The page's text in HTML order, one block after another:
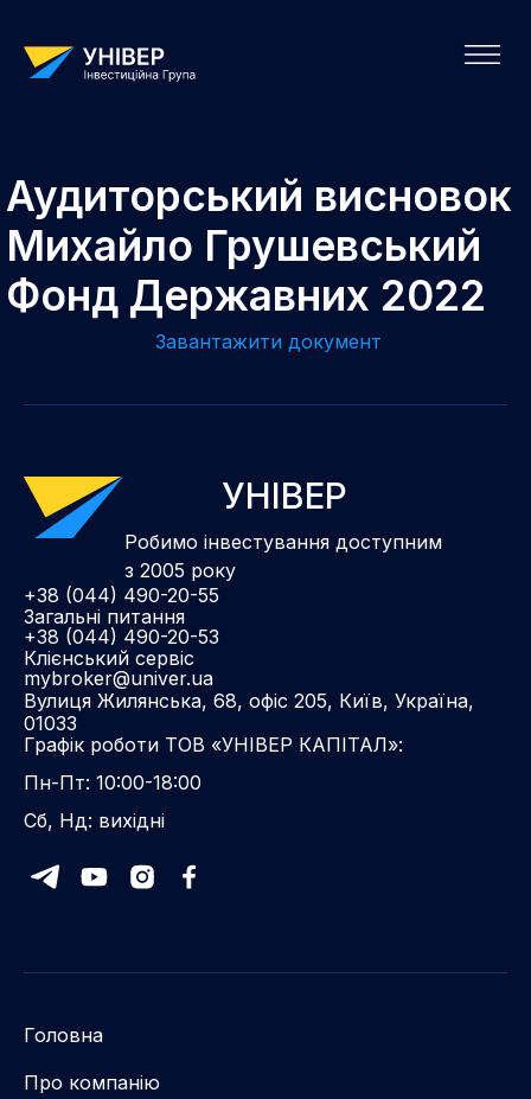
Аудиторський висновок
Михайло Грушевський
Фонд Державних 2022
Завантажити документ
УНІВЕР
Робимо інвестування доступним
з 2005 року
+38 (044) 490-20-55
Загальні питання
+38 (044) 490-20-53
Клієнський сервіс
mybroker@univer.ua
Вулиця Жилянська, 68, офіс 205, Київ, Україна,
01033
Графік роботи ТОВ «УНІВЕР КАПІТАЛ»:
Пн-Пт: 10:00-18:00
Сб, Нд: вихідні
Головна
Про компанію